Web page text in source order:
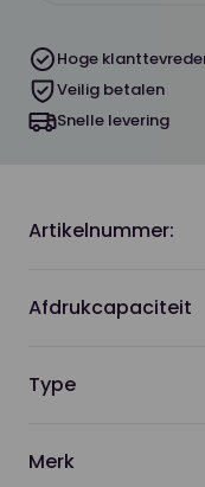
Hoge
Veilig betalen
Snelle levering
Artikelnummer:
Afdrukcapaciteit
Type
Merk